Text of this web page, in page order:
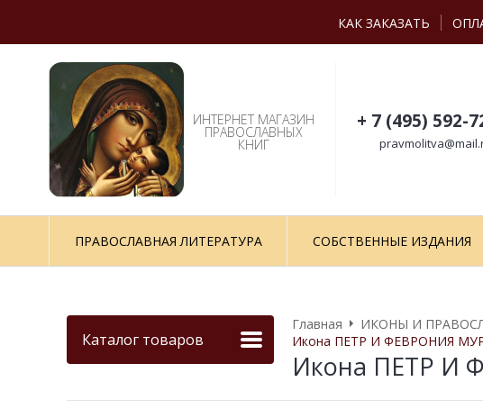
КАК ЗАКАЗАТЬ
ИНТЕРНЕТ МАГАЗИН
ПРАВОСЛАВНЫХ
КНИГ
+ 7 (495) 592-
ПРАВОСЛАВНАЯ ЛИТЕРАТУРА СОБСТВЕННЫЕ ИЗДАНИЯ
Каталог товаров
Главная ИКОНЫ И
Икона ПЕТР И ФЕВРОНИЯ
Икона ПЕТР И